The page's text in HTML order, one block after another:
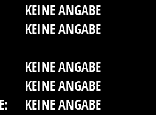
KEINE ANGABE
KEINE ANGABE
KEINE ANGABE
KEINE ANGABE
KEINE ANGABE